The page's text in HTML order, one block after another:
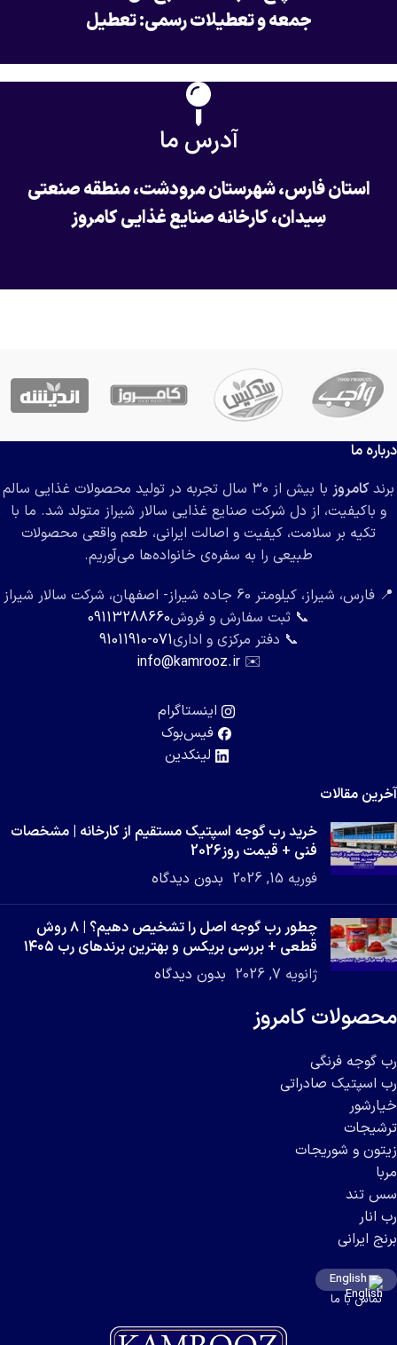
جمعه و تعطیلات رسمی: تعطیل
آدرس ما
استان فارس، شهرستان مرودشت، منطقه صنعتی
سِیدان، کارخانه صنایع غذایی کامروز
درباره ما
برندکامروز
با بیش از ۳۰ سال تجربه در تولید محصولات غذایی سالم
و باکیفیت، از دل شرکت صنایع غذایی سالار شیراز متولد شد. ما با
تکیه بر سلامت، کیفیت و اصالت ایرانی، طعم واقعی محصولات
طبیعی را به سفره‌ی خانواده‌ها می‌آوریم.
📍 فارس، شیراز، کیلومتر 60 جاده شیراز- اصفهان، شرکت سالار شیراز
📞 ثبت سفارش و فروش09113288660
📞 دفتر مرکزی و اداری071-91011910
✉️
info@kamrooz.ir
اینستاگرام
فیس‌بوک
لینکدین
آخرین مقالات
خرید رب گوجه اسپتیک مستقیم از کارخانه | مشخصات
فنی + قیمت روز2026
فوریه 15, 2026
بدون دیدگاه
چطور رب گوجه اصل را تشخیص دهیم؟ | ۸ روش
قطعی + بررسی بریکس و بهترین برندهای رب ۱۴۰۵
ژانویه 7, 2026
بدون دیدگاه
محصولات کامروز
رب گوجه فرنگی
رب اسپتیک صادراتی
خیارشور
ترشیجات
زیتون و شوریجات
مربا
سس تند
رب انار
برنج ایرانی
English
تماس با ما